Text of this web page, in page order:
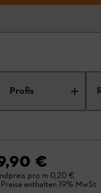
Profis
€
pro m 0,20 €
enthalten 19% MwSt.